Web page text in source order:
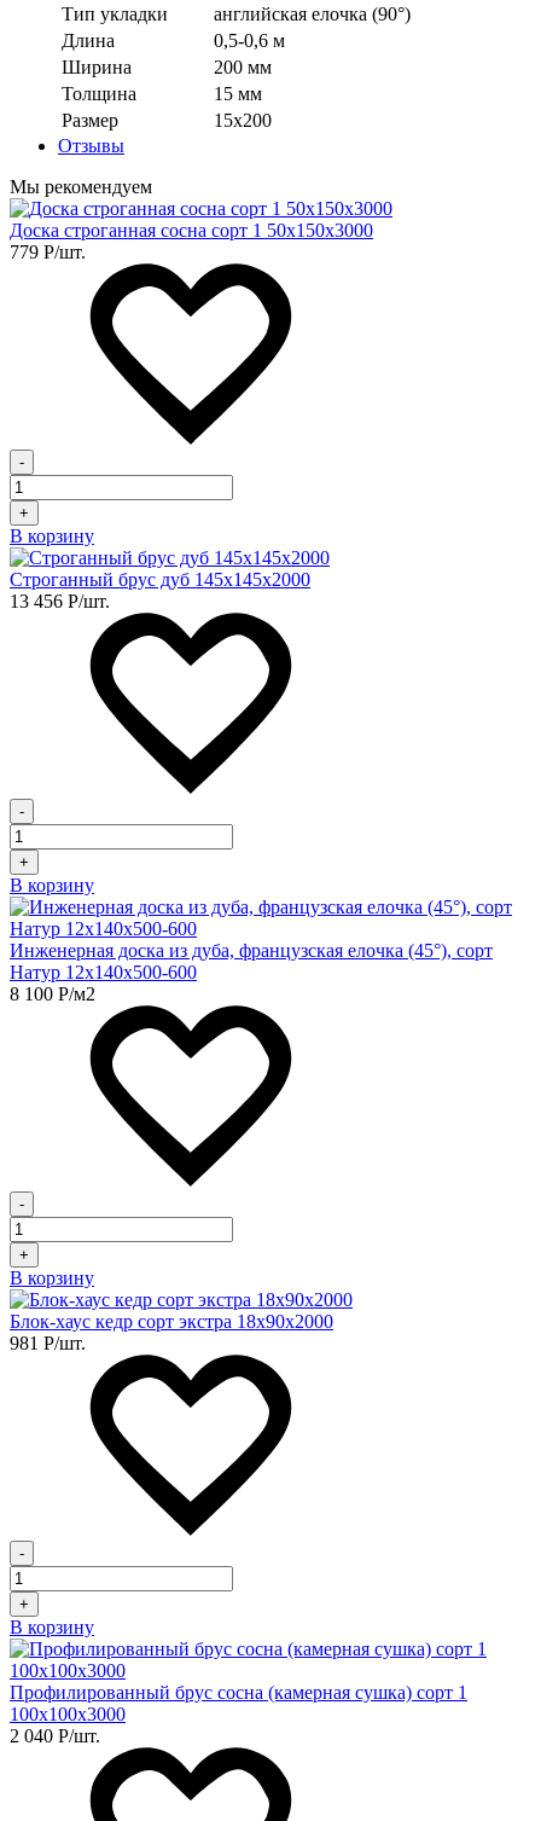
Тип укладки
английская елочка (90°)
Длина
0,5-0,6 м
Ширина
200 мм
Толщина
15 мм
Размер
15х200
Отзывы
Мы рекомендуем
Доска строганная сосна сорт 1 50х150х3000
779 Р/шт.
-
+
В корзину
Строганный брус дуб 145х145х2000
13 456 Р/шт.
-
+
В корзину
Инженерная доска из дуба, французская елочка (45°), сорт
Натур 12х140х500-600
8 100 Р/м2
-
+
В корзину
Блок-хаус кедр сорт экстра 18х90х2000
981 Р/шт.
-
+
В корзину
Профилированный брус сосна (камерная сушка) сорт 1
100х100х3000
2 040 Р/шт.